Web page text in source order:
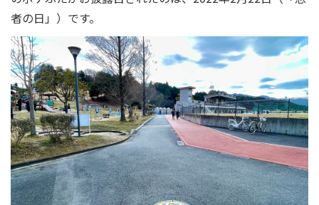
者の日」）です。